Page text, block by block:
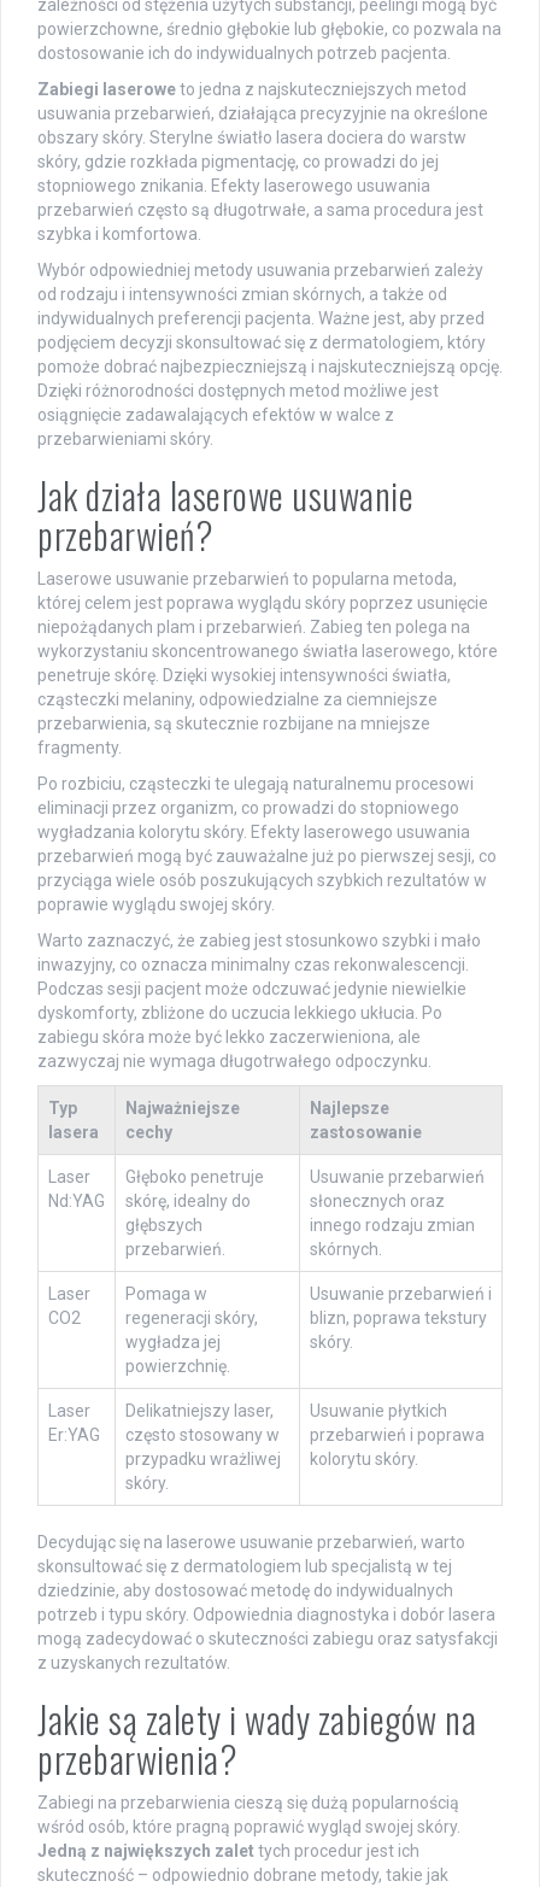
zależności od stężenia użytych substancji, peelingi mogą być
powierzchowne, średnio głębokie lub głębokie, co pozwala na
dostosowanie ich do indywidualnych potrzeb pacjenta.
Zabiegi laseroweto jedna z najskuteczniejszych metod
usuwania przebarwień, działająca precyzyjnie na określone
obszary skóry. Sterylne światło lasera dociera do warstw
skóry, gdzie rozkłada pigmentację, co prowadzi do jej
stopniowego znikania. Efekty laserowego usuwania
przebarwień często są długotrwałe, a sama procedura jest
szybka i komfortowa.
Wybór odpowiedniej metody usuwania przebarwień zależy
od rodzaju i intensywności zmian skórnych, a także od
indywidualnych preferencji pacjenta. Ważne jest, aby przed
podjęciem decyzji skonsultować się z dermatologiem, który
pomoże dobrać najbezpieczniejszą i najskuteczniejszą opcję.
Dzięki różnorodności dostępnych metod możliwe jest
osiągnięcie zadawalających efektów w walce z
przebarwieniami skóry.
Jak działa laserowe usuwanie
przebarwień?
Laserowe usuwanie przebarwień to popularna metoda,
której celem jest poprawa wyglądu skóry poprzez usunięcie
niepożądanych plam i przebarwień. Zabieg ten polega na
wykorzystaniu skoncentrowanego światła laserowego, które
penetruje skórę. Dzięki wysokiej intensywności światła,
cząsteczki melaniny, odpowiedzialne za ciemniejsze
przebarwienia, są skutecznie rozbijane na mniejsze
fragmenty.
Po rozbiciu, cząsteczki te ulegają naturalnemu procesowi
eliminacji przez organizm, co prowadzi do stopniowego
wygładzania kolorytu skóry. Efekty laserowego usuwania
przebarwień mogą być zauważalne już po pierwszej sesji, co
przyciąga wiele osób poszukujących szybkich rezultatów w
poprawie wyglądu swojej skóry.
Warto zaznaczyć, że zabieg jest stosunkowo szybki i mało
inwazyjny, co oznacza minimalny czas rekonwalescencji.
Podczas sesji pacjent może odczuwać jedynie niewielkie
dyskomforty, zbliżone do uczucia lekkiego ukłucia. Po
zabiegu skóra może być lekko zaczerwieniona, ale
zazwyczaj nie wymaga długotrwałego odpoczynku.
Typ
lasera
Najważniejsze
cechy
Najlepsze
zastosowanie
Laser
Nd:YAG
Głęboko penetruje
skórę, idealny do
głębszych
przebarwień.
Usuwanie przebarwień
słonecznych oraz
innego rodzaju zmian
skórnych.
Laser
CO2
Pomaga w
regeneracji skóry,
wygładza jej
powierzchnię.
Usuwanie przebarwień i
blizn, poprawa tekstury
skóry.
Laser
Er:YAG
Delikatniejszy laser,
często stosowany w
przypadku wrażliwej
skóry.
Usuwanie płytkich
przebarwień i poprawa
kolorytu skóry.
Decydując się na laserowe usuwanie przebarwień, warto
skonsultować się z dermatologiem lub specjalistą w tej
dziedzinie, aby dostosować metodę do indywidualnych
potrzeb i typu skóry. Odpowiednia diagnostyka i dobór lasera
mogą zadecydować o skuteczności zabiegu oraz satysfakcji
z uzyskanych rezultatów.
Jakie są zalety i wady zabiegów na
przebarwienia?
Zabiegi na przebarwienia cieszą się dużą popularnością
wśród osób, które pragną poprawić wygląd swojej skóry.
Jedną z największych zalettych procedur jest ich
skuteczność – odpowiednio dobrane metody, takie jak